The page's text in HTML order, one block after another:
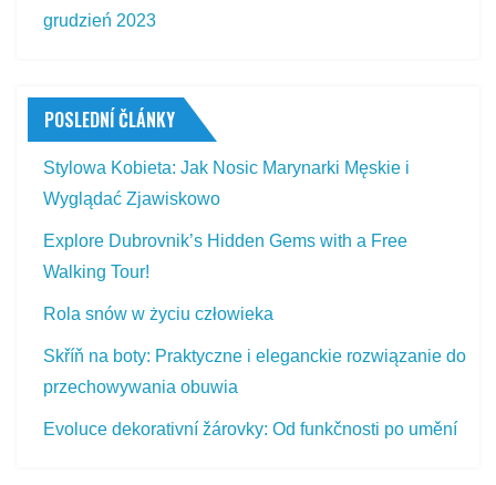
grudzień 2023
POSLEDNÍ ČLÁNKY
Stylowa Kobieta: Jak Nosic Marynarki Męskie i
Wyglądać Zjawiskowo
Explore Dubrovnik’s Hidden Gems with a Free
Walking Tour!
Rola snów w życiu człowieka
Skříň na boty: Praktyczne i eleganckie rozwiązanie do
przechowywania obuwia
Evoluce dekorativní žárovky: Od funkčnosti po umění